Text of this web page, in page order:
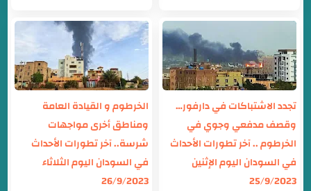
تجدد الاشتباكات في دارفور…
وقصف مدفعي وجوي في
الخرطوم .. آخر تطورات الأحداث
في السودان اليوم الإثنين
25/9/2023
الخرطوم و القيادة العامة
ومناطق أخرى مواجهات
شرسة.. آخر تطورات الأحداث
في السودان اليوم الثلاثاء
26/9/2023